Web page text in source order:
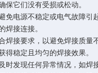
它们没有受损或松动。
电源不稳定或电气故障引起
接连接。
接要求，以避免焊接质量
稳定且均匀的焊接效果。
发现任何异常情况，如焊